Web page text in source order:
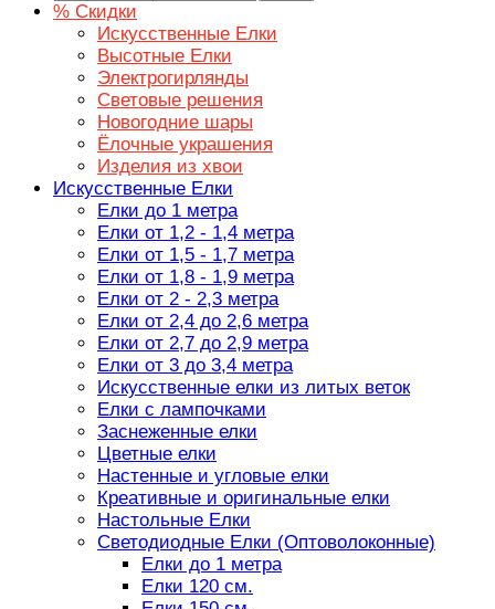
% Скидки
Искусственные Елки
Высотные Елки
Электрогирлянды
Световые решения
Новогодние шары
Ёлочные украшения
Изделия из хвои
Искусственные Елки
Елки до 1 метра
Елки от 1,2 - 1,4 метра
Елки от 1,5 - 1,7 метра
Елки от 1,8 - 1,9 метра
Елки от 2 - 2,3 метра
Елки от 2,4 до 2,6 метра
Елки от 2,7 до 2,9 метра
Елки от 3 до 3,4 метра
Искусственные елки из литых веток
Елки с лампочками
Заснеженные елки
Цветные елки
Настенные и угловые елки
Креативные и оригинальные елки
Настольные Елки
Светодиодные Елки (Оптоволоконные)
Елки до 1 метра
Елки 120 см.